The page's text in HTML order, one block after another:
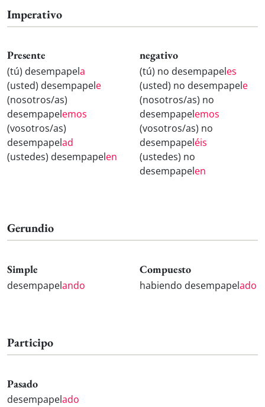
Imperativo
Presente
(tú) desempapela
(usted) desempapele
(nosotros/as)
desempapelemos
(vosotros/as)
desempapelad
(ustedes) desempapelen
negativo
(tú) no desempapeles
(usted) no desempapele
(nosotros/as) no
desempapelemos
(vosotros/as) no
desempapeléis
(ustedes) no
desempapelen
Gerundio
Simple
desempapelando
Compuesto
habiendo desempapelado
Participo
Pasado
desempapelado